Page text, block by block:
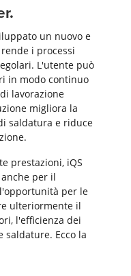
un nuovo e
i processi
L'utente può
in modo continuo
lavorazione
migliora la
saldatura e riduce
prestazioni, iQS
per il
per le
ulteriormente il
l'efficienza dei
Ecco la